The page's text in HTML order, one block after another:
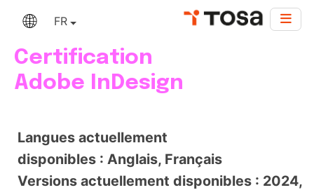
FR
Certification
Adobe InDesign
Langues actuellement
disponibles : Anglais, Français
Versions actuellement disponibles : 2024,